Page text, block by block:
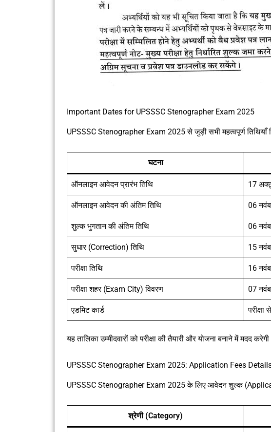
Important Dates for UPSSSC Stenographer Exam 2025
UPSSSC Stenographer Exam 2025 से जुड़ी सभी महत्वपूर्ण तिथियाँ
घटना
ऑनलाइन आवेदन प्रारंभ तिथि 17
ऑनलाइन आवेदन की अंतिम तिथि 06
शुल्क भुगतान की अंतिम तिथि 06
सुधार (Correction) तिथि 15
परीक्षा तिथि 16
परीक्षा शहर (Exam City) विवरण 07
एडमिट कार्ड
यह तालिका उम्मीदवारों को परीक्षा की तैयारी और योजना बनाने में मदद
UPSSSC Stenographer Exam 2025: Application Fees
UPSSSC Stenographer Exam 2025 के लिए आवेदन शुल्क
श्रेणी (Category)